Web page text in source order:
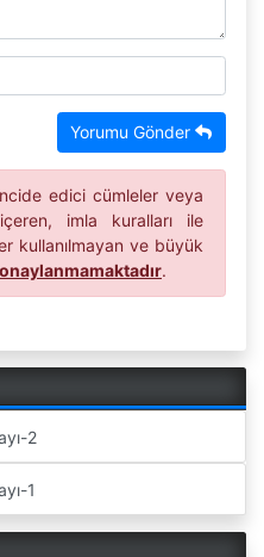
Yorumu Gönder
edici cümleler veya
imla kuralları ile
kullanılmayan ve büyük
onaylanmamaktadır.
2
1